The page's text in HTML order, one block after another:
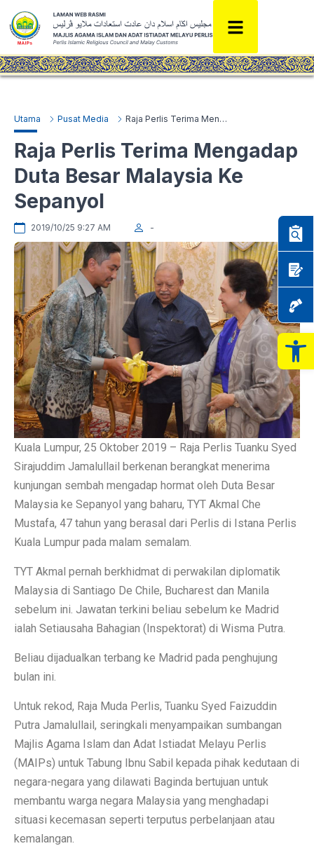
Utama Pusat Media Raja Perlis Terima Mengadap Duta Besar Malaysia Ke Sepanyol
Raja Perlis Terima Mengadap
Duta Besar Malaysia Ke
Sepanyol
2019/10/25 9:27 AM -
Kuala Lumpur, 25 Oktober 2019 – Raja Perlis Tuanku Syed
Sirajuddim Jamalullail berkenan berangkat menerima
kunjungan sembah mengadap hormat oleh Duta Besar
Malaysia ke Sepanyol yang baharu, TYT Akmal Che
Mustafa, 47 tahun yang berasal dari Perlis di Istana Perlis
Kuala Lumpur pada malam semalam.
TYT Akmal pernah berkhidmat di perwakilan diplomatik
Malaysia di Santiago De Chile, Bucharest dan Manila
sebelum ini. Jawatan terkini beliau sebelum ke Madrid
ialah Setiausaha Bahagian (Inspektorat) di Wisma Putra.
Beliau dijadualkan terbang ke Madrid pada penghujung
bulan ini.
Untuk rekod, Raja Muda Perlis, Tuanku Syed Faizuddin
Putra Jamalullail, seringkali menyampaikan sumbangan
Majlis Agama Islam dan Adat Istiadat Melayu Perlis
(MAIPs) untuk Tabung Ibnu Sabil kepada pihak kedutaan di
negara-negara yang dilawati Baginda bertujuan untuk
membantu warga negara Malaysia yang menghadapi
situasi kecemasan seperti terputus perbelanjaan atau
kemalangan.